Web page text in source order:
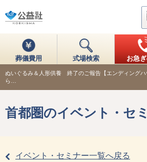
葬儀費用 式場検索 お急
ぬいぐるみ＆人形供養 終了のご報告【エンディングハ
ら…
首都圏のイベント・セ
イベント・セミナー一覧へ戻る